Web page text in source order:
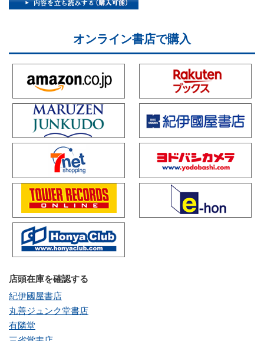
オンライン書店で購入
店頭在庫を確認する
紀伊國屋書店
丸善ジュンク堂書店
有隣堂